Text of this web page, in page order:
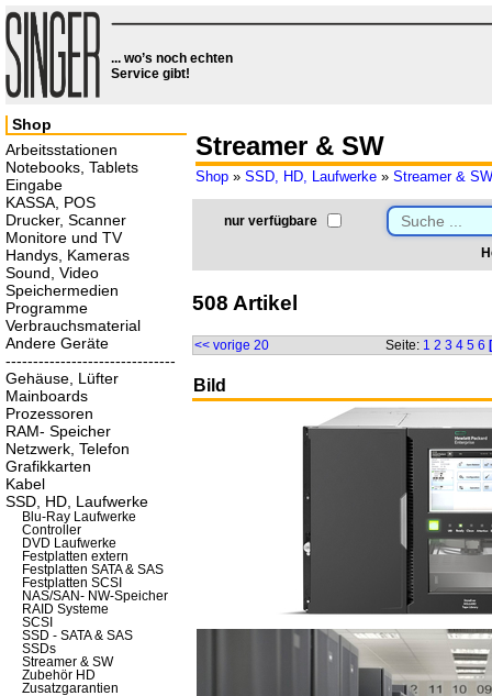
... wo’s noch echten
Service gibt!
Streamer & SW
Shop » SSD, HD, Laufwerke » Streamer & SW
nur verfügbare
508 Artikel
<< vorige 20 Seite: 1 2 3 4 5 6
Bild
Shop
Arbeitsstationen
Notebooks, Tablets
Eingabe
KASSA, POS
Drucker, Scanner
Monitore und TV
Handys, Kameras
Sound, Video
Speichermedien
Programme
Verbrauchsmaterial
Andere Geräte
-------------------------------
Gehäuse, Lüfter
Mainboards
Prozessoren
RAM- Speicher
Netzwerk, Telefon
Grafikkarten
Kabel
SSD, HD, Laufwerke
Blu-Ray Laufwerke
Controller
DVD Laufwerke
Festplatten extern
Festplatten SATA & SAS
Festplatten SCSI
NAS/SAN- NW-Speicher
RAID Systeme
SCSI
SSD - SATA & SAS
SSDs
Streamer & SW
Zubehör HD
Zusatzgarantien